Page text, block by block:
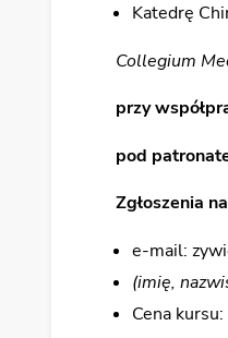
Katedrę
Collegium
przy
pod
Zgłoszenia
e-mail:
(imię,
Cena kursu: